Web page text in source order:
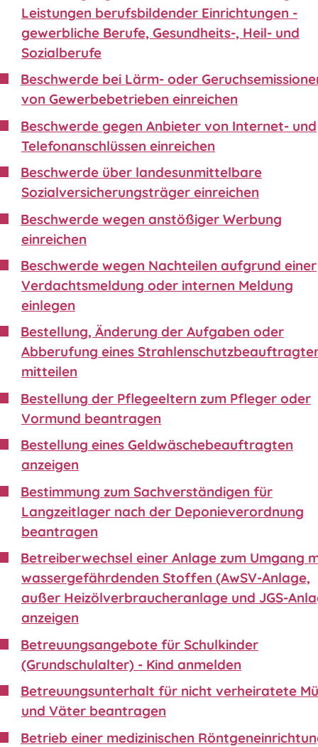
Leistungen berufsbildender Einrichtungen -
gewerbliche Berufe, Gesundheits-, Heil- und
Sozialberufe
Beschwerde bei Lärm- oder
von Gewerbebetrieben einreichen
Beschwerde gegen Anbieter von Internet- und
Telefonanschlüssen einreichen
Beschwerde über landesunmittelbare
Sozialversicherungsträger einreichen
Beschwerde wegen anstößiger Werbung
einreichen
Beschwerde wegen Nachteilen aufgrund einer
Verdachtsmeldung oder internen Meldung
einlegen
Bestellung, Änderung der Aufgaben oder
Abberufung eines
mitteilen
Bestellung der Pflegeeltern zum Pfleger oder
Vormund beantragen
Bestellung eines Geldwäschebeauftragten
anzeigen
Bestimmung zum Sachverständigen für
Langzeitlager nach der Deponieverordnung
beantragen
Betreiberwechsel einer Anlage zum Umgang
wassergefährdenden Stoffen (AwSV-Anlage,
außer Heizölverbraucheranlage und JGS-
anzeigen
Betreuungsangebote für Schulkinder
(Grundschulalter) - Kind anmelden
Betreuungsunterhalt für nicht verheiratete
und Väter beantragen
Betrieb einer medizinischen